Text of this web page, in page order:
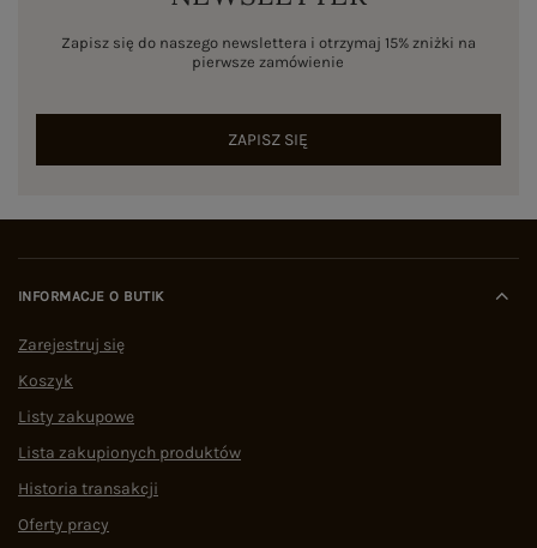
Zapisz się do naszego newslettera i otrzymaj 15% zniżki na
pierwsze zamówienie
ZAPISZ SIĘ
INFORMACJE O BUTIK
Zarejestruj się
Koszyk
Listy zakupowe
Lista zakupionych produktów
Historia transakcji
Oferty pracy